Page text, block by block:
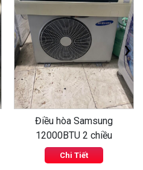
Điều hòa Samsung
12000BTU 2 chiều
Chi Tiết
›